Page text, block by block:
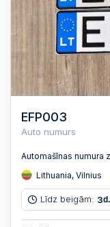
EFP003
Auto numurs
Automašīnas numura
Lithuania, Vilnius
Līdz beigām: 3d.